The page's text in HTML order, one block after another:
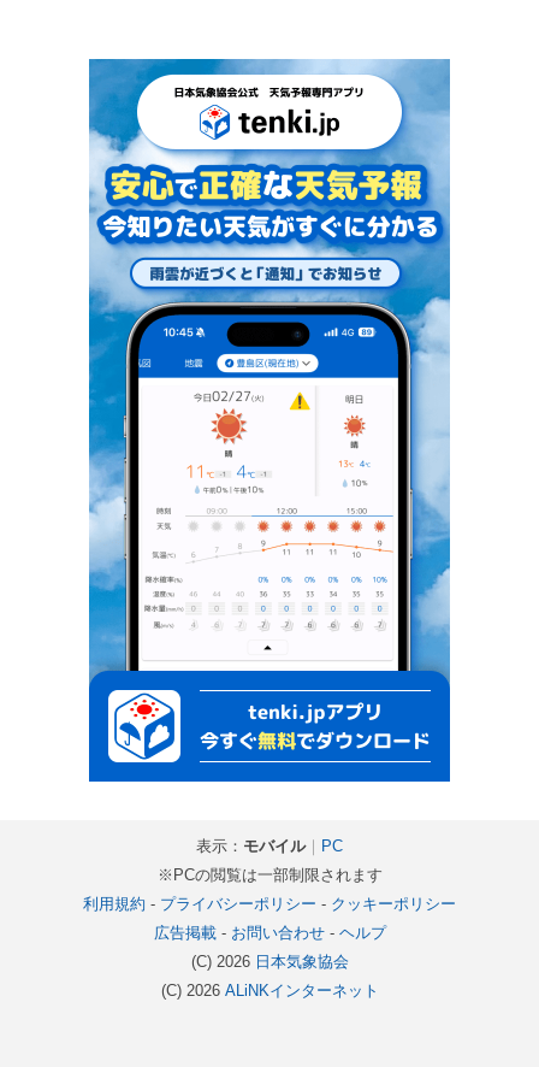
表示： モバイル｜ PC
※PCの閲覧は一部制限されます
利用規約 - プライバシーポリシー - クッキーポリシー
広告掲載- お問い合わせ- ヘルプ
(C) 2026 日本気象協会
(C) 2026 ALiNKインターネット